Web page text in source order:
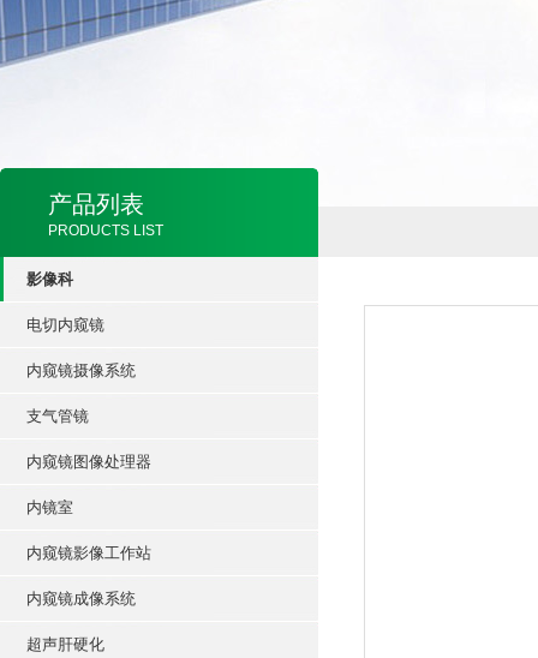
产品列表
PRODUCTS LIST
影像科
电切内窥镜
内窥镜摄像系统
支气管镜
内窥镜图像处理器
内镜室
内窥镜影像工作站
内窥镜成像系统
超声肝硬化